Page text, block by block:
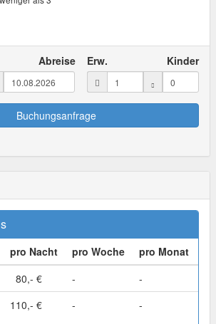
Abreise Erw. Kinder
Buchungsanfrage
pro Nacht pro Woche
pro Monat
80,- € -
-
110,- € - -